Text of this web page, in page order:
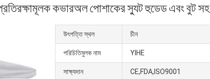
কভারঅল পোশাকের স্যুট হুডেড এবং বুট সহ
উৎপত্তি স্থল চীন
পরিচিতিমুলক নাম YIHE
সাক্ষ্যদান CE,FDA,ISO9001